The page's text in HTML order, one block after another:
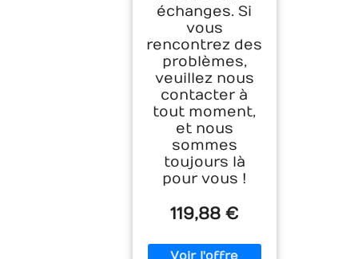
échanges. Si
vous
rencontrez des
problèmes,
veuillez nous
contacter à
tout moment,
et nous
sommes
toujours là
pour vous !
119,88 €